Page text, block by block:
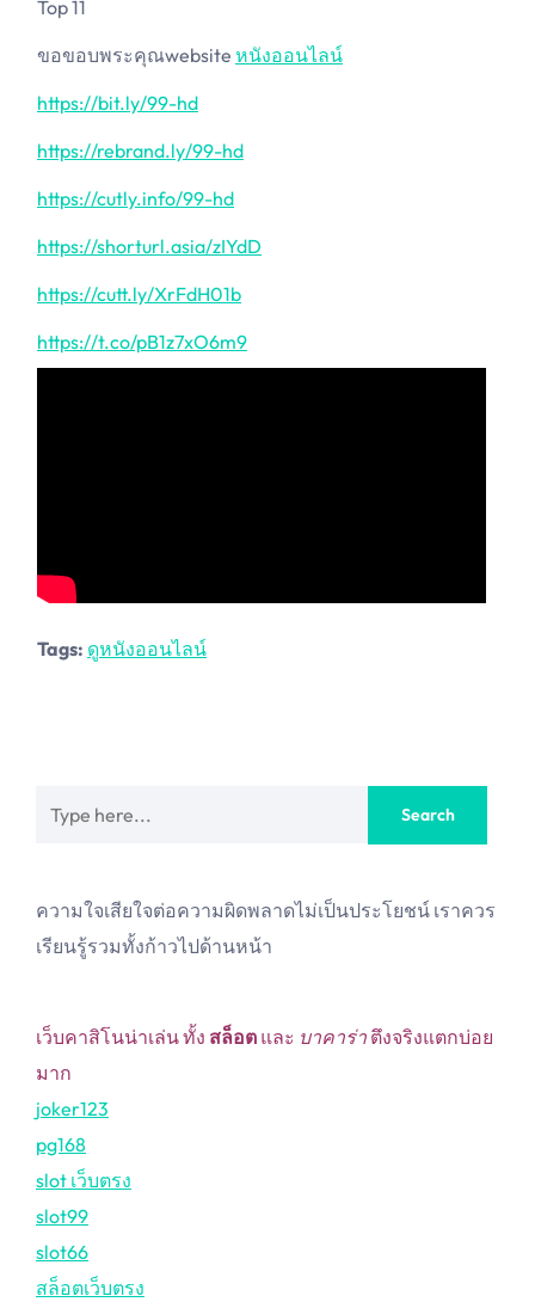
Top 11
ขอขอบพระคุณwebsite หนังออนไลน์
https://bit.ly/99-hd
https://rebrand.ly/99-hd
https://cutly.info/99-hd
https://shorturl.asia/zIYdD
https://cutt.ly/XrFdH01b
https://t.co/pB1z7xO6m9
Tags: ดูหนังออนไลน์
ความใจเสียใจต่อความผิดพลาดไม่เป็นประโยชน์ เราควร
เรียนรู้รวมทั้งก้าวไปด้านหน้า
เว็บคาสิโนน่าเล่น ทั้ง สล็อต และ บาคาร่า ตึงจริงแตกบ่อย
มาก
joker123
pg168
slot เว็บตรง
slot99
slot66
สล็อตเว็บตรง